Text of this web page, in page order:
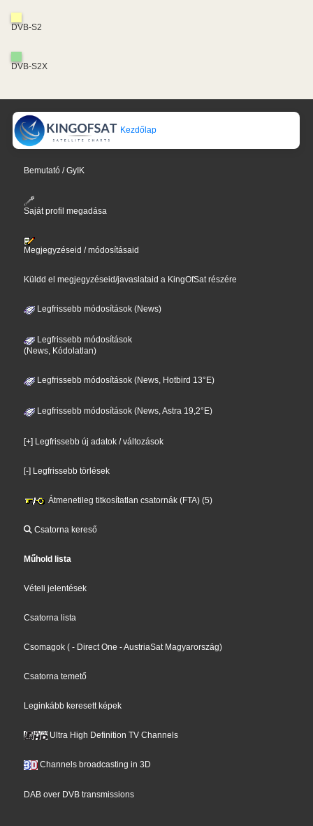
DVB-S2
DVB-S2X
Kezdőlap
Bemutató / GyIK
Saját profil megadása
Megjegyzéseid / módosításaid
Küldd el megjegyzéseid/javaslataid a KingOfSat részére
Legfrissebb módosítások (News)
Legfrissebb módosítások
(News, Kódolatlan)
Legfrissebb módosítások (News, Hotbird 13°E)
Legfrissebb módosítások (News, Astra 19,2°E)
[+] Legfrissebb új adatok / változások
[-] Legfrissebb törlések
Átmenetileg titkosítatlan csatornák (FTA) (5)
Csatorna kereső
Műhold lista
Vételi jelentések
Csatorna lista
Csomagok (- Direct One - AustriaSat Magyarország)
Csatorna temető
Leginkább keresett képek
Ultra High Definition TV Channels
Channels broadcasting in 3D
DAB over DVB transmissions